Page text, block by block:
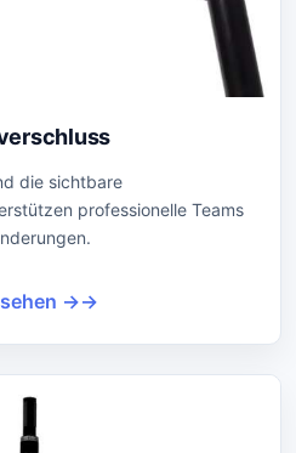
die sichtbare
professionelle Teams
→